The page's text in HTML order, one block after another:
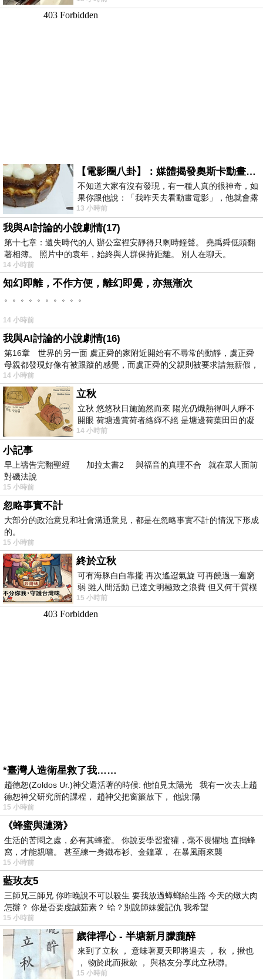
【電影圈八卦】：媒體揭發奧斯卡動畫項目投票醜聞！好萊塢為什麼看不起動畫電影？
不知道大家有沒有發現，有一種人真的很神奇，如
果你跟他說：「我昨天去看動畫電影」，他就會露
出一種慈祥的微笑，然後問你是不是陪小
13 小時前
我與AI討論的小說劇情(17)
第十七章：遺失時代的人 辦公室裡安靜得只剩時鐘聲。 堯禹舜低頭翻
著相簿。 照片中的袁年，始終與人群保持距離。 別人在聊天。
14 小時前
知幻即離，不作方便，離幻即覺，亦無漸次
。。。。。。。。。。
14 小時前
我與AI討論的小說劇情(16)
第16章 世界的另一面 虞正舜的家附近開始有不尋常的動靜，虞正舜
母親都發現好像有被跟蹤的感覺，而虞正舜的父親則被要求請無薪假，
14 小時前
立秋
立秋 悠悠秋日施施然而來 陽光仍熾熱得叫人睜不
開眼 荷塘邊賞荷者絡繹不絕 是塘邊荷葉田田的凝
望 風中飄逸的是映日荷花別樣紅
14 小時前
小記事
早上禱告完翻聖經 加拉太書2 與福音的真理不合 就在眾人面前
對磯法說
15 小時前
忽略事實不計
大部分的政治意見和社會溝通意見，都是在忽略事實不計的情況下形成
的。
15 小時前
終於立秋
可有海豚白白靠攏 再次遙迢氣旋 可再饒過一遍窮
弱 雖人間活動 已達文明極致之浪費 但又何干質樸
者 只能白白陪葬
15 小時前
*臺灣人造衛星救了我……
趙德恕(Zoldos Ur.)神父還活著的時候: 他怕見太陽光 我有一次去上趙
德恕神父研究所的課程， 趙神父把窗簾放下， 他說:陽
15 小時前
《蜂蜜與漣漪》
生活的苦悶之處，必有其蜂蜜。 你說要學習蜜獾，毫不畏懼地 直搗蜂
窩，才能親嚐。 甚至練一身鐵布衫、金鐘罩， 在暴風雨來襲
15 小時前
藍玫友5
三師兄三師兄 你昨晚說不可以殺生 要我放過蟑螂給生路 今天的燉大肉
怎辦？ 你是否要虔誠茹素？ 蛤？別說師妹愛記仇 我希望
15 小時前
歲律禪心 - 半塘新月朦朧醉
來到了立秋 ， 意味著夏天即將過去 ， 秋 ，揪也
， 物於此而揪歛 ， 與格友分享此立秋聯。
15 小時前